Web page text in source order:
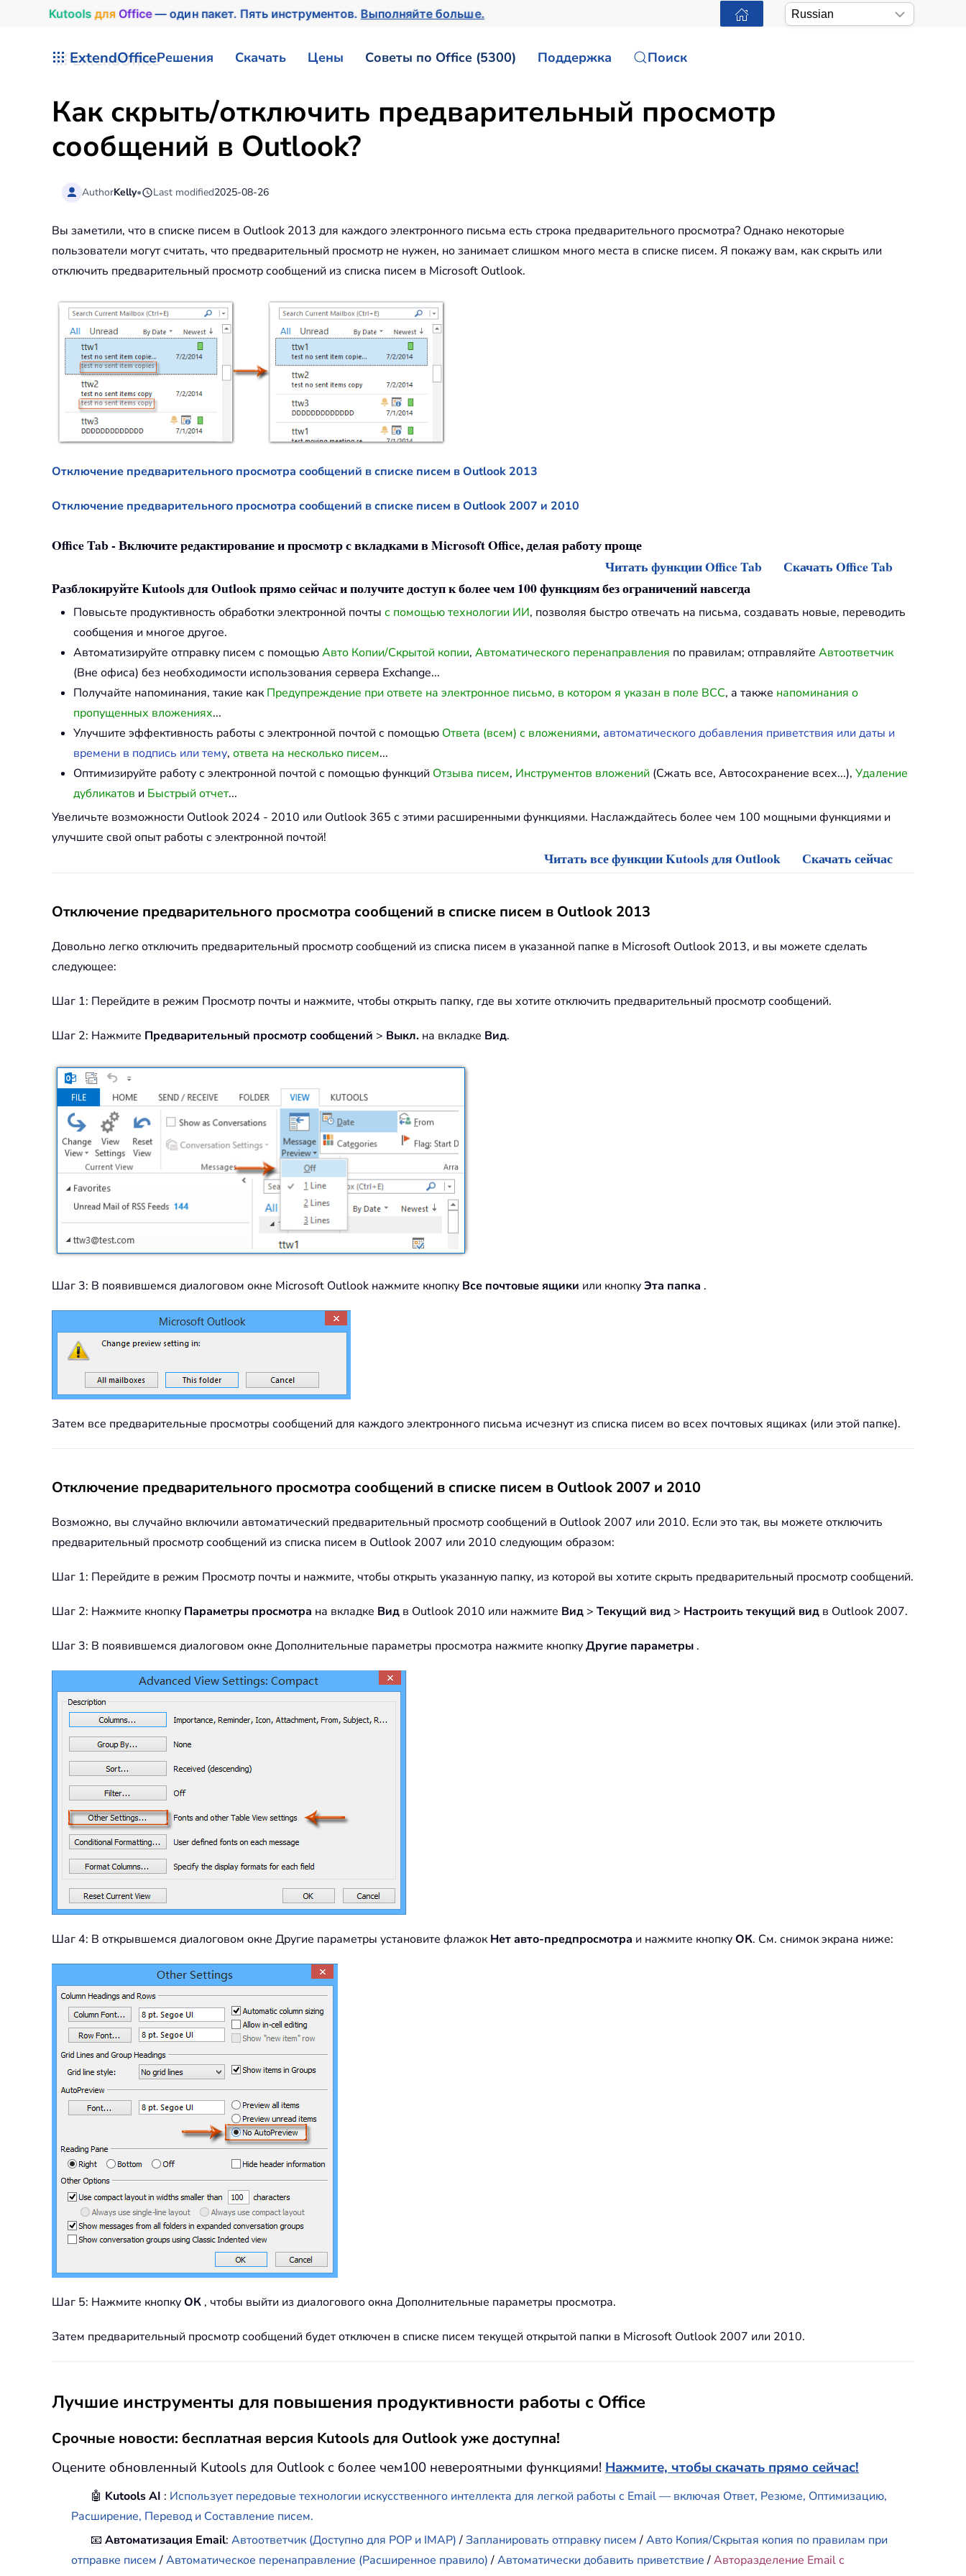
Kutools для Office— один пакет. Пять инструментов.Выполняйте больше.
ExtendOfficeРешения Скачать Цены Советы по Office (5300) Поддержка Поиск
Как скрыть/отключить предварительный просмотр
сообщений в Outlook?
AuthorKelly• Last modified2025-08-26
Вы заметили, что в списке писем в Outlook 2013 для каждого электронного письма есть строка предварительного просмотра? Однако некоторые
пользователи могут считать, что предварительный просмотр не нужен, но занимает слишком много места в списке писем. Я покажу вам, как скрыть или
отключить предварительный просмотр сообщений из списка писем в Microsoft Outlook.
Отключение предварительного просмотра сообщений в списке писем в Outlook 2013
Отключение предварительного просмотра сообщений в списке писем в Outlook 2007 и 2010
Office Tab - Включите редактирование и просмотр с вкладками в Microsoft Office, делая работу проще
Читать функции Office Tab
Скачать Office Tab
Разблокируйте Kutools для Outlook прямо сейчас и получите доступ к более чем 100 функциям без ограничений навсегда
Повысьте продуктивность обработки электронной почты с помощью технологии ИИ, позволяя быстро отвечать на письма, создавать новые, переводить
сообщения и многое другое.
Автоматизируйте отправку писем с помощьюАвто Копии/Скрытой копии, Автоматического перенаправления по правилам; отправляйте Автоответчик
(Вне офиса) без необходимости использования сервера Exchange...
Получайте напоминания, такие какПредупреждение при ответе на электронное письмо, в котором я указан в поле BCC, а также напоминания о
пропущенных вложениях...
Улучшите эффективность работы с электронной почтой с помощью Ответа (всем) с вложениями, автоматического добавления приветствия или даты и
времени в подпись или тему, ответа на несколько писем...
Оптимизируйте работу с электронной почтой с помощью функций Отзыва писем, Инструментов вложений (Сжать все, Автосохранение всех...), Удаление
дубликатов и Быстрый отчет...
Увеличьте возможности Outlook 2024 - 2010 или Outlook 365 с этими расширенными функциями. Наслаждайтесь более чем 100 мощными функциями и
улучшите свой опыт работы с электронной почтой!
Читать все функции Kutools для Outlook Скачать сейчас
Отключение предварительного просмотра сообщений в списке писем в Outlook 2013
Довольно легко отключить предварительный просмотр сообщений из списка писем в указанной папке в Microsoft Outlook 2013, и вы можете сделать
следующее:
Шаг 1: Перейдите в режим Просмотр почты и нажмите, чтобы открыть папку, где вы хотите отключить предварительный просмотр сообщений.
Шаг 2: Нажмите Предварительный просмотр сообщений > Выкл. на вкладке Вид.
Шаг 3: В появившемся диалоговом окне Microsoft Outlook нажмите кнопку Все почтовые ящики или кнопкуЭта папка .
Затем все предварительные просмотры сообщений для каждого электронного письма исчезнут из списка писем во всех почтовых ящиках (или этой папке).
Отключение предварительного просмотра сообщений в списке писем в Outlook 2007 и 2010
Возможно, вы случайно включили автоматический предварительный просмотр сообщений в Outlook 2007 или 2010. Если это так, вы можете отключить
предварительный просмотр сообщений из списка писем в Outlook 2007 или 2010 следующим образом:
Шаг 1: Перейдите в режим Просмотр почты и нажмите, чтобы открыть указанную папку, из которой вы хотите скрыть предварительный просмотр сообщений.
Шаг 2: Нажмите кнопку Параметры просмотра на вкладке Вид в Outlook 2010 или нажмите Вид > Текущий вид > Настроить текущий вид в Outlook 2007.
Шаг 3: В появившемся диалоговом окне Дополнительные параметры просмотра нажмите кнопкуДругие параметры .
Шаг 4: В открывшемся диалоговом окне Другие параметры установите флажокНет авто-предпросмотра и нажмите кнопкуОК. См. снимок экрана ниже:
Шаг 5: Нажмите кнопкуОК , чтобы выйти из диалогового окна Дополнительные параметры просмотра.
Затем предварительный просмотр сообщений будет отключен в списке писем текущей открытой папки в Microsoft Outlook 2007 или 2010.
Лучшие инструменты для повышения продуктивности работы с Office
Срочные новости: бесплатная версия Kutools для Outlook уже доступна!
Оцените обновленный Kutools для Outlook с более чем100 невероятными функциями! Нажмите, чтобы скачать прямо сейчас!
🤖 Kutools AI : Использует передовые технологии искусственного интеллекта для легкой работы с Email — включая Ответ, Резюме, Оптимизацию,
Расширение, Перевод и Составление писем.
📧Автоматизация Email:Автоответчик (Доступно для POP и IMAP)/Запланировать отправку писем/Авто Копия/Скрытая копия по правилам при
отправке писем/Автоматическое перенаправление (Расширенное правило)/Автоматически добавить приветствие/Авторазделение Email с